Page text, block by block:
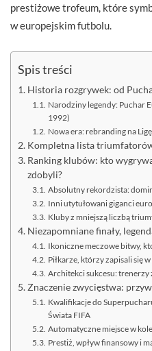
prestiżowe trofeum, które
w europejskim futbolu.
Spis treści
Historia rozgrywek: od
Narodziny legendy: Puchar
1992)
Nowa era: rebranding na
Kompletna lista
Ranking klubów: kto
zdobyli?
Absolutny rekordzista:
Inni utytułowani giganci
Kluby z mniejszą liczbą
Niezapomniane finały,
Ikoniczne meczowe bitwy,
Piłkarze, którzy zapisali się
Architekci sukcesu: trenerzy
Znaczenie zwycięstwa:
Kwalifikacje do
Świata FIFA
Automatyczne miejsce w
Prestiż, wpływ finansowy i